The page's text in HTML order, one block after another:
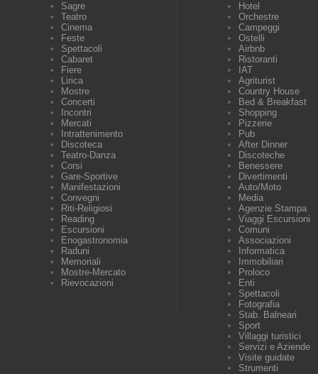
Sagre
Teatro
Cinema
Feste
Spettacoli
Cabaret
Fiere
Lirica
Mostre
Concerti
Incontri
Mercati
Intrattenimento
Discoteca
Teatro-Danza
Corsi
Gare-Sportive
Manifestazioni
Convegni
Riti-Religiosi
Reading
Escursioni
Enogastronomia
Raduni
Memoriali
Mostre-Mercato
Rievocazioni
Hotel
Orchestre
Campeggi
Ostelli
Airbnb
Ristoranti
IAT
Agriturist
Country House
Bed & Breakfast
Shopping
Pizzerie
Pub
After Dinner
Discoteche
Benessere
Divertimenti
Auto/Moto
Media
Agenzie Stampa
Viaggi Escursioni
Comuni
Associazioni
Informatica
Immobiliari
Proloco
Enti
Spettacoli
Fotografia
Stab. Balneari
Sport
Villaggi turistici
Servizi e Aziende
Visite guidate
Strumenti